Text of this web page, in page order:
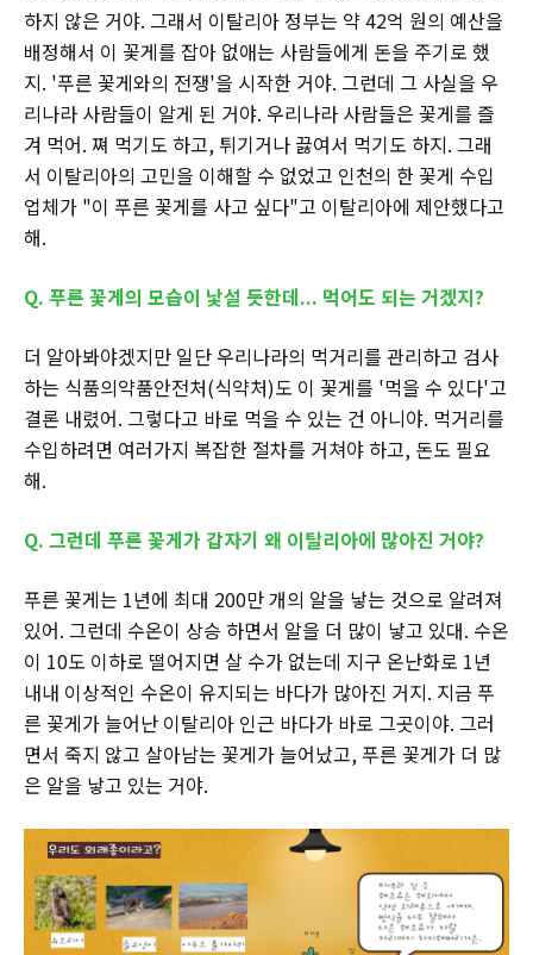
하지 않은 거야. 그래서 이탈리아 정부는 약 42억 원의 예산을
배정해서 이 꽃게를 잡아 없애는 사람들에게 돈을 주기로 했
지. '푸른 꽃게와의 전쟁'을 시작한 거야. 그런데 그 사실을 우
리나라 사람들이 알게 된 거야. 우리나라 사람들은 꽃게를 즐
겨 먹어. 쪄 먹기도 하고, 튀기거나 끓여서 먹기도 하지. 그래
서 이탈리아의 고민을 이해할 수 없었고 인천의 한 꽃게 수입
업체가 "이 푸른 꽃게를 사고 싶다"고 이탈리아에 제안했다고
해.
Q. 푸른 꽃게의 모습이 낯설 듯한데... 먹어도 되는 거겠지?
더 알아봐야겠지만 일단 우리나라의 먹거리를 관리하고 검사
하는 식품의약품안전처(식약처)도 이 꽃게를 '먹을 수 있다'고
결론 내렸어. 그렇다고 바로 먹을 수 있는 건 아니야. 먹거리를
수입하려면 여러가지 복잡한 절차를 거쳐야 하고, 돈도 필요
해.
Q. 그런데 푸른 꽃게가 갑자기 왜 이탈리아에 많아진 거야?
푸른 꽃게는 1년에 최대 200만 개의 알을 낳는 것으로 알려져
있어. 그런데 수온이 상승 하면서 알을 더 많이 낳고 있대. 수온
이 10도 이하로 떨어지면 살 수가 없는데 지구 온난화로 1년
내내 이상적인 수온이 유지되는 바다가 많아진 거지. 지금 푸
른 꽃게가 늘어난 이탈리아 인근 바다가 바로 그곳이야. 그러
면서 죽지 않고 살아남는 꽃게가 늘어났고, 푸른 꽃게가 더 많
은 알을 낳고 있는 거야.